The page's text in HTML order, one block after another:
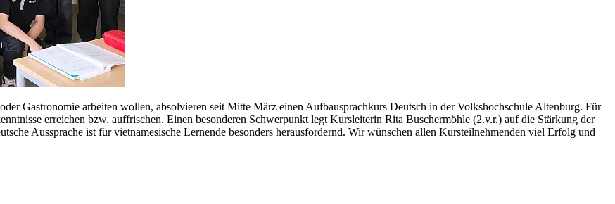
Gastronomie arbeiten wollen, absolvieren seit Mitte März einen Aufbausprachkurs Deutsch in der Volkshochschule Altenburg. Für
erreichen bzw. auffrischen. Einen besonderen Schwerpunkt legt Kursleiterin Rita Buschermöhle (2.v.r.) auf die Stärkung der
Aussprache ist für vietnamesische Lernende besonders herausfordernd. Wir wünschen allen Kursteilnehmenden viel Erfolg und